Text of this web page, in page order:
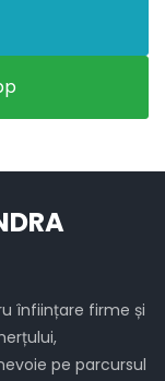
înființare firme și
pe parcursul